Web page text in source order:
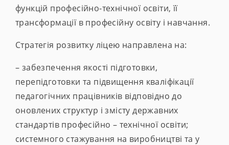
функцій професійно-технічної освіти, її
трансформації в професійну освіту і навчання.
Стратегія розвитку ліцею направлена на:
– забезпечення якості підготовки,
перепідготовки та підвищення кваліфікації
педагогічних працівників відповідно до
оновлених структур і змісту державних
стандартів професійно – технічної освіти;
системного стажування на виробництві та у